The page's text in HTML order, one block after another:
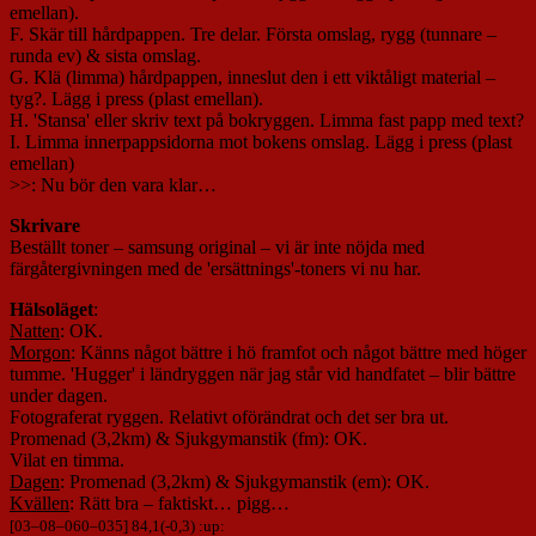
emellan).
F. Skär till hårdpappen. Tre delar. Första omslag, rygg (tunnare –
runda ev) & sista omslag.
G. Klä (limma) hårdpappen, inneslut den i ett viktåligt material –
tyg?. Lägg i press (plast emellan).
H. 'Stansa' eller skriv text på bokryggen. Limma fast papp med text?
I. Limma innerpappsidorna mot bokens omslag. Lägg i press (plast
emellan)
>>: Nu bör den vara klar…
Skrivare
Beställt toner – samsung original – vi är inte nöjda med
färgåtergivningen med de 'ersättnings'-toners vi nu har.
Hälsoläget:
Natten: OK.
Morgon: Känns något bättre i hö framfot och något bättre med höger
tumme. 'Hugger' i ländryggen när jag står vid handfatet – blir bättre
under dagen.
Fotograferat ryggen. Relativt oförändrat och det ser bra ut.
Promenad (3,2km) & Sjukgymanstik (fm): OK.
Vilat en timma.
Dagen: Promenad (3,2km) & Sjukgymanstik (em): OK.
Kvällen: Rätt bra – faktiskt… pigg…
[03–08–060–035] 84,1(-0,3) :up: